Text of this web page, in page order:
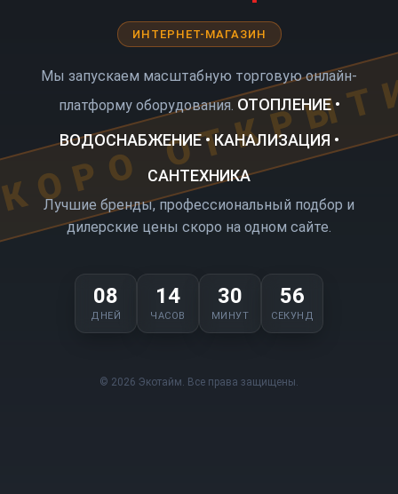
ИНТЕРНЕТ-МАГАЗИН
Мы запускаем масштабную торговую онлайн-
платформу оборудования. ОТОПЛЕНИЕ •
ВОДОСНАБЖЕНИЕ • КАНАЛИЗАЦИЯ •
САНТЕХНИКА
Лучшие бренды, профессиональный подбор и
дилерские цены скоро на одном сайте.
08
ДНЕЙ
14
ЧАСОВ
30
МИНУТ
56
СЕКУНД
© 2026 Экотайм. Все права защищены.